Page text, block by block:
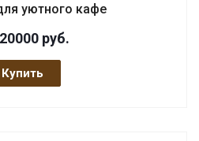
уютного кафе
руб.
Купить